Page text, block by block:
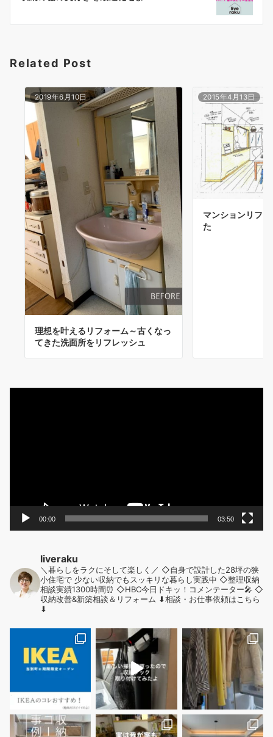
シ
ン
Related Post
2019年6月10日
理想を叶えるリフォーム～古くなっ
てきた洗面所をリフレッシュ
2015年4月13日
マンションリフ
た
00:00 03:50
liveraku
＼暮らしをラクにそして楽しく／ ◇自身で設計した28坪の狭
小住宅で 少ない収納でもスッキリな暮らし実践中 ◇整理収納
相談実績1300時間⏰ ◇HBC今日ドキッ！コメンテーター🎤 ◇
収納改善&新築相談＆リフォーム ⬇︎相談・お仕事依頼はこちら
⬇︎